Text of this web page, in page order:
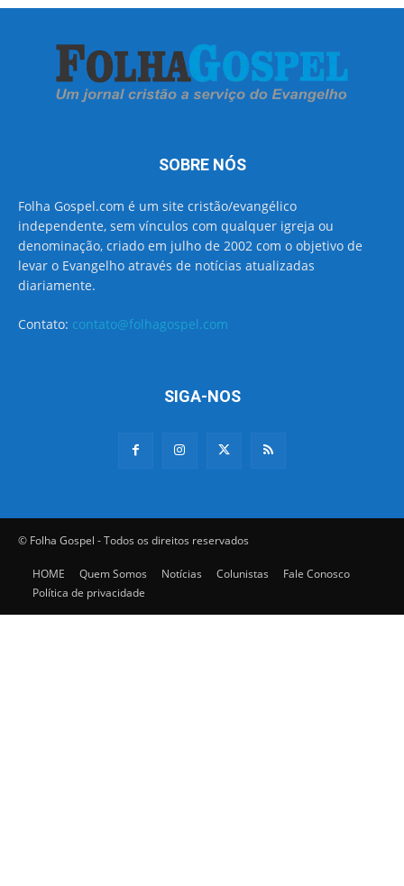
SOBRE NÓS
Folha Gospel.com é um site cristão/evangélico
independente, sem vínculos com qualquer igreja ou
denominação, criado em julho de 2002 com o objetivo de
levar o Evangelho através de notícias atualizadas
diariamente.
Contato: contato@folhagospel.com
SIGA-NOS
© Folha Gospel - Todos os direitos reservados
HOME Quem Somos Notícias Colunistas
Fale Conosco
Política de privacidade